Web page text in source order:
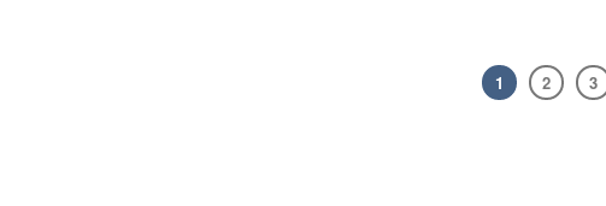
1 2 3